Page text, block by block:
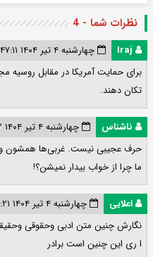
نظرات شما - 4
چهارشنبه ۴ تیر ۱۴۰۴ ۱۶:۴۷:۱۱
برای حمایت آمریکا در مقابل روسیه
تکان دهند.
ناشناس
چهارشنبه ۴ تیر ۱۴۰۴ ۱۶:۵۱:۲۲
حرف عجیبی نیست. غربی‌ها همشون
ما چرا از خواب بیدار نمیشن؟!
اعلایی
چهارشنبه ۴ تیر ۱۴۰۴ ۱۶:۵۵:۲۱
نگارش چنین متن ادبی وحقوقی
ا ری این چنین است برادر